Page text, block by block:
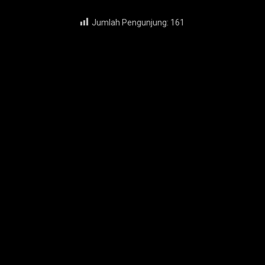
Jumlah Pengunjung: 161